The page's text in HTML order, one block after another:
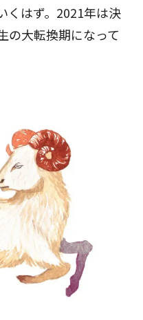
くはず。2021年は決
の大転換期になって